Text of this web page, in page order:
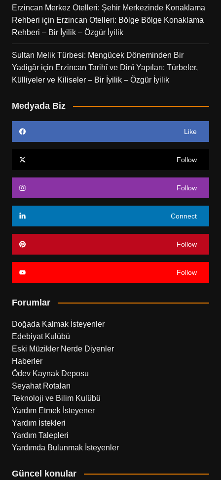
Erzincan Merkez Otelleri: Şehir Merkezinde Konaklama
Rehberi için Erzincan Otelleri: Bölge Bölge Konaklama
Rehberi – Bir İyilik – Özgür İyilik
Sultan Melik Türbesi: Mengücek Döneminden Bir
Yadigâriçin Erzincan Tarihî ve Dinî Yapıları: Türbeler,
Külliyeler ve Kiliseler – Bir İyilik – Özgür İyilik
Medyada Biz
Like
Follow
Follow
Connect
Follow
Follow
Forumlar
Doğada Kalmak İsteyenler
Edebiyat Kulübü
Eski Müzikler Nerde Diyenler
Haberler
Ödev Kaynak Deposu
Seyahat Rotaları
Teknoloji ve Bilim Kulübü
Yardım Etmek İsteyener
Yardım İstekleri
Yardım Talepleri
Yardımda Bulunmak İsteyenler
Güncel konular